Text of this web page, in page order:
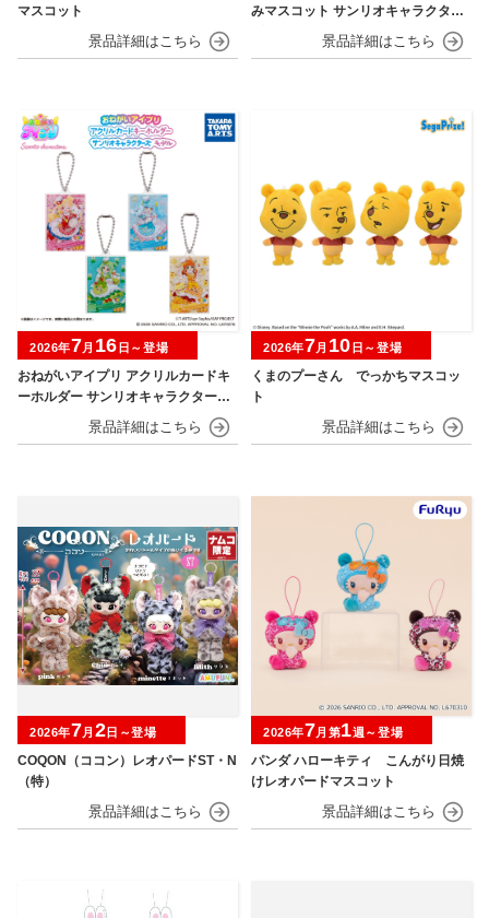
マスコット
みマスコット サンリオキャラクター
おねがいアイプリ アクリルカードキ
ーホルダー サンリオキャラクターズ
2026年7月 16 日～登場
くまのプーさん でっかちマスコッ
ト
2026年7月 10 日～登場
COQON（ココン）レオパードST・N
（特）
2026年7月 2日～登場
パンダ ハローキティ こんがり日焼
けレオパードマスコット
2026年7月第1週～登場